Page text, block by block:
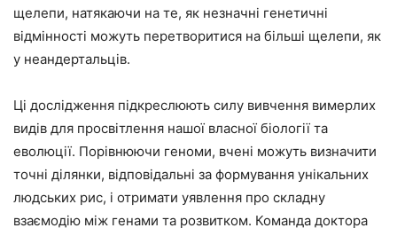
щелепи, натякаючи на те, як незначні генетичні
відмінності можуть перетворитися на більші щелепи, як
у неандертальців.
Ці дослідження підкреслюють силу вивчення вимерлих
видів для просвітлення нашої власної біології та
еволюції. Порівнюючи геноми, вчені можуть визначити
точні ділянки, відповідальні за формування унікальних
людських рис, і отримати уявлення про складну
взаємодію між генами та розвитком. Команда доктора